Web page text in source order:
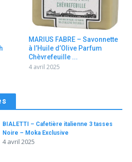
MARIUS FABRE – Savonnette
à l’Huile d’Olive Parfum
Chèvrefeuille ...
4 avril 2025
BIALETTI – Cafetière italienne 3 tasses
Noire – Moka Exclusive
4 avril 2025